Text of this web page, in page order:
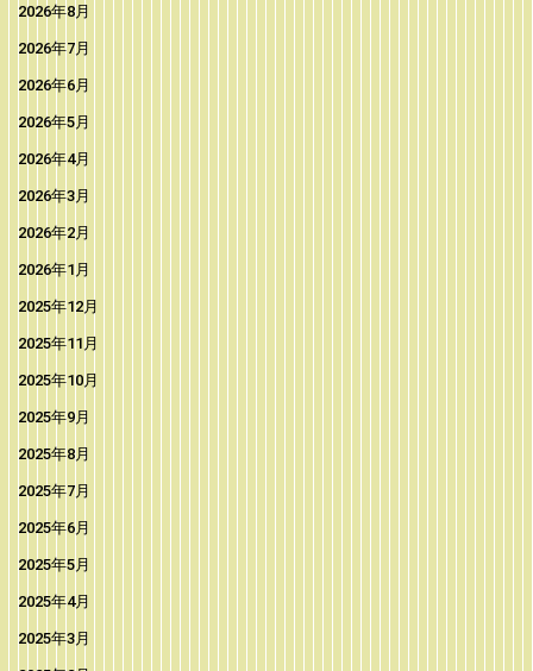
2026年8月
2026年7月
2026年6月
2026年5月
2026年4月
2026年3月
2026年2月
2026年1月
2025年12月
2025年11月
2025年10月
2025年9月
2025年8月
2025年7月
2025年6月
2025年5月
2025年4月
2025年3月